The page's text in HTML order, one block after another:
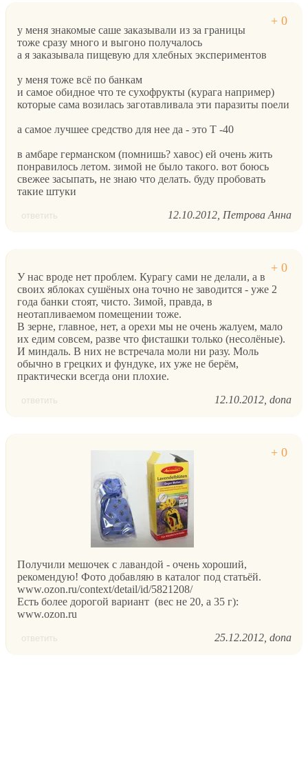
у меня знакомые саше заказывали из за границы
тоже сразу много и выгоно получалось
а я заказывала пищевую для хлебных экспериментов
у меня тоже всё по банкам
и самое обидное что те сухофрукты (курага например)
которые сама возилась заготавливала эти паразиты поели
а самое лучшее средство для нее да - это Т -40
в амбаре германском (помнишь? хавос) ей очень жить
понравилось летом. зимой не было такого. вот боюсь
свежее засыпать, не знаю что делать. буду пробовать
такие штуки
ответить 12.10.2012 Петрова Анна
У нас вроде нет проблем. Курагу сами не делали, а в
своих яблоках сушёных она точно не заводится - уже 2
года банки стоят, чисто. Зимой, правда, в
неотапливаемом помещении тоже.
В зерне, главное, нет, а орехи мы не очень жалуем, мало
их едим совсем, разве что фисташки только (несолёные).
И миндаль. В них не встречала моли ни разу. Моль
обычно в грецких и фундуке, их уже не берём,
практически всегда они плохие.
ответить 12.10.2012 dona
Получили мешочек с лавандой - очень хороший,
рекомендую! Фото добавляю в каталог под статьёй.
www.ozon.ru/context/detail/id/5821208/
Есть более дорогой вариант (вес не 20, а 35 г):
www.ozon.ru
ответить 25.12.2012 dona